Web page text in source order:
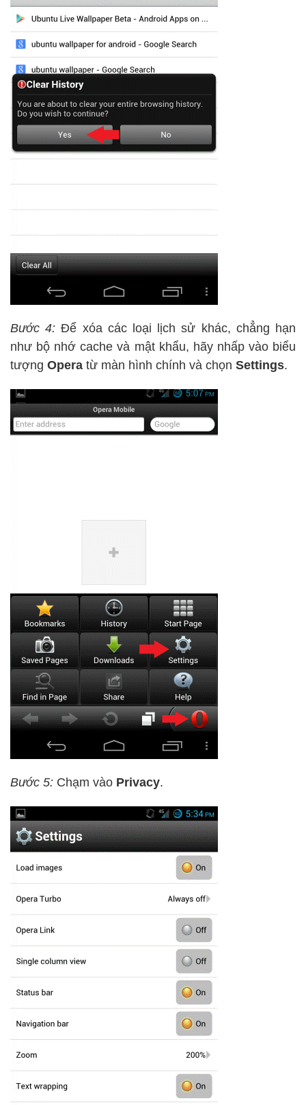
Bước 4: Để xóa các loại lịch sử khác, chẳng hạn
như bộ nhớ cache và mật khẩu, hãy nhấp vào biểu
tượng Opera từ màn hình chính và chọn Settings.
Bước 5: Chạm vào Privacy.